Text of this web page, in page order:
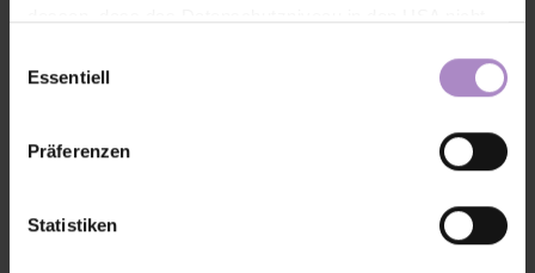
für die Rechte und Freiheiten der betroffenen Personen
nach sich ziehen kann. Die Einwilligung erteilen Sie
dadurch, dass Sie die ausgewählten Cookies durch
Aktivierung des Buttons akzeptieren. Sie können Ihre
das runde co Symbol rechts unten auf der Webseite -
jederzeit widerrufen. Durch den Widerruf der Einwilligung
Essentiell
Präferenzen
Statistiken
KI-KompassLab: Qualifizierung für die strategische Nutzung
Künstliche Intelligenz strategisch und verantwortungsvoll
einzusetzen. Gemeinsam werden KI-Kompetenzen aufgebaut
und nachhaltige KI-Strategien für die digitale Zukunft entwickelt.